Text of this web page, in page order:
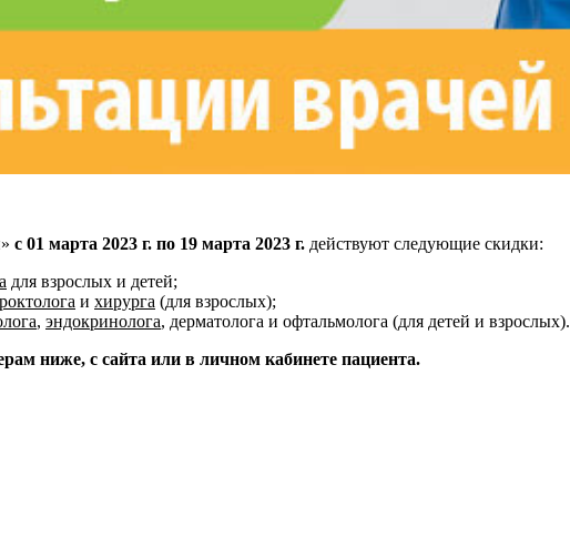
с 01 марта 2023 г. по 19 марта 2023 г. действуют следующие скидки:
для взрослых и детей;
и хирурга (для взрослых);
, эндокринолога, дерматолога и офтальмолога (для детей и взрослых).
ниже, с сайта или в личном кабинете пациента.